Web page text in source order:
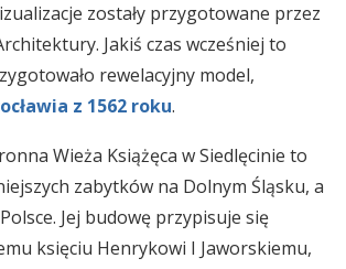
zostały przygotowane przez
Jakiś czas wcześniej to
rewelacyjny model,
z 1562 roku.
Wieża Książęca w Siedlęcinie to
zabytków na Dolnym Śląsku, a
Jej budowę przypisuje się
księciu Henrykowi I Jaworskiemu,